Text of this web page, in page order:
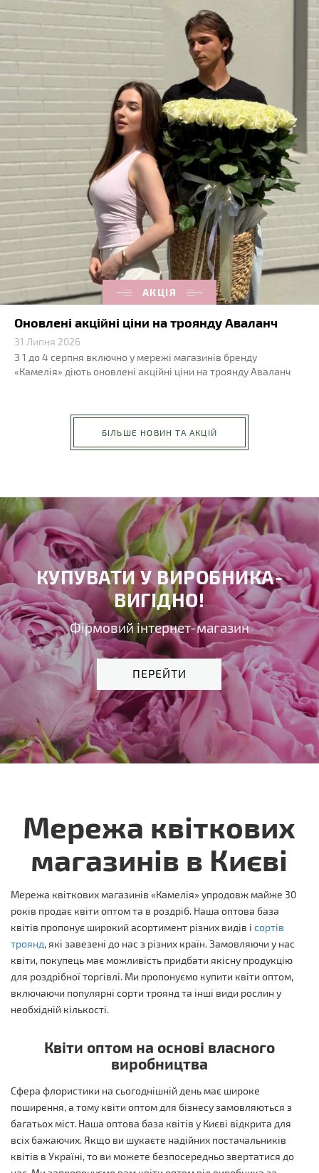
АКЦІЯ
Оновлені акційні ціни на троянду Аваланч
31 Липня 2026
З 1 до 4 серпня включно у мережі магазинів бренду
«Камелія» діють оновлені акційні ціни на троянду Аваланч
БІЛЬШЕ НОВИН ТА АКЦІЙ
КУПУВАТИ У ВИРОБНИКА-
ВИГІДНО!
Фірмовий інтернет-магазин
ПЕРЕЙТИ
Мережа квіткових
магазинів в Києві
Мережа квіткових магазинів «Камелія» упродовж майже 30
років продає квіти оптом та в роздріб. Наша оптова база
квітів пропонує широкий асортимент різних видів і сортів
троянд, які завезені до нас з різних країн. Замовляючи у нас
квіти, покупець має можливість придбати якісну продукцію
для роздрібної торгівлі. Ми пропонуємо купити квіти оптом,
включаючи популярні сорти троянд та інші види рослин у
необхідній кількості.
Квіти оптом на основі власного
виробництва
Сфера флористики на сьогоднішній день має широке
поширення, а тому квіти оптом для бізнесу замовляються з
багатьох міст. Наша оптова база квітів у Києві відкрита для
всіх бажаючих. Якщо ви шукаєте надійних постачальників
квітів в Україні, то ви можете безпосередньо звертатися до